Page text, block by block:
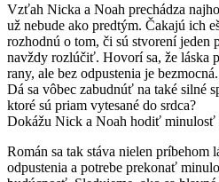
Vzťah Nicka a Noah prechádza
už nebude ako predtým. Čakajú ich
rozhodnú o tom, či sú stvorení jeden
navždy rozlúčiť. Hovorí sa, že láska
rany, ale bez odpustenia je bezmocná.
Dá sa vôbec zabudnúť na také silné
ktoré sú priam vytesané do srdca?
Dokážu Nick a Noah hodiť minulosť
Román sa tak stáva nielen príbehom
odpustenia a potrebe prekonať